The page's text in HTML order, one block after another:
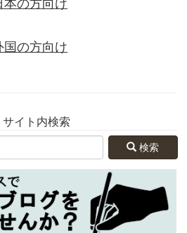
本の方向け
国の方向け
サイト内検索
検索